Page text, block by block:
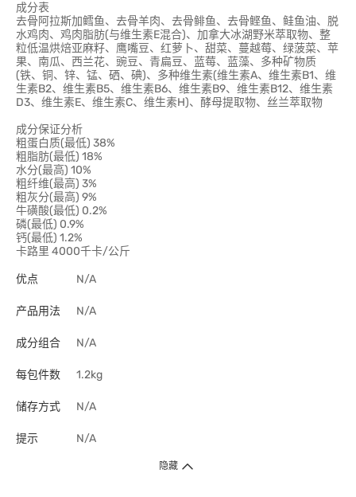
成分表
去骨阿拉斯加鳕鱼、去骨羊肉、去骨鲱鱼、去骨鲣鱼、鲑鱼油、脱
水鸡肉、鸡肉脂肪(与维生素E混合)、加拿大冰湖野米萃取物、整
粒低温烘焙亚麻籽、鹰嘴豆、红萝卜、甜菜、蔓越莓、绿菠菜、苹
果、南瓜、西兰花、豌豆、青扁豆、蓝莓、蓝藻、多种矿物质
(铁、铜、锌、锰、硒、碘)、多种维生素(维生素A、维生素B1、维
生素B2、维生素B5、维生素B6、维生素B9、维生素B12、维生素
D3、维生素E、维生素C、维生素H)、酵母提取物、丝兰萃取物
成分保证分析
粗蛋白质(最低) 38%
粗脂肪(最低) 18%
水分(最高) 10%
粗纤维(最高) 3%
粗灰分(最高) 9%
牛磺酸(最低) 0.2%
磷(最低) 0.9%
钙(最低) 1.2%
卡路里 4000千卡/公斤
优点 N/A
产品用法 N/A
成分组合 N/A
每包件数 1.2kg
储存方式 N/A
提示 N/A
隐藏